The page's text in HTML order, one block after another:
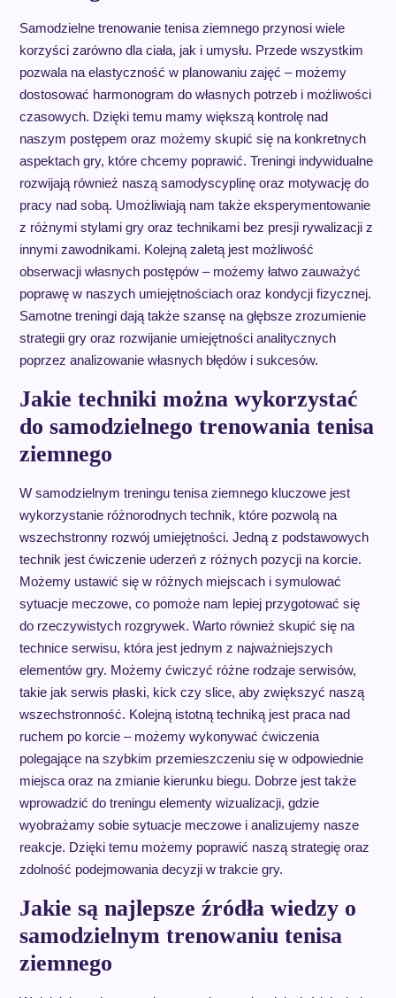
Samodzielne trenowanie tenisa ziemnego przynosi wiele
korzyści zarówno dla ciała, jak i umysłu. Przede wszystkim
pozwala na elastyczność w planowaniu zajęć – możemy
dostosować harmonogram do własnych potrzeb i możliwości
czasowych. Dzięki temu mamy większą kontrolę nad
naszym postępem oraz możemy skupić się na konkretnych
aspektach gry, które chcemy poprawić. Treningi indywidualne
rozwijają również naszą samodyscyplinę oraz motywację do
pracy nad sobą. Umożliwiają nam także eksperymentowanie
z różnymi stylami gry oraz technikami bez presji rywalizacji z
innymi zawodnikami. Kolejną zaletą jest możliwość
obserwacji własnych postępów – możemy łatwo zauważyć
poprawę w naszych umiejętnościach oraz kondycji fizycznej.
Samotne treningi dają także szansę na głębsze zrozumienie
strategii gry oraz rozwijanie umiejętności analitycznych
poprzez analizowanie własnych błędów i sukcesów.
Jakie techniki można wykorzystać
do samodzielnego trenowania tenisa
ziemnego
W samodzielnym treningu tenisa ziemnego kluczowe jest
wykorzystanie różnorodnych technik, które pozwolą na
wszechstronny rozwój umiejętności. Jedną z podstawowych
technik jest ćwiczenie uderzeń z różnych pozycji na korcie.
Możemy ustawić się w różnych miejscach i symulować
sytuacje meczowe, co pomoże nam lepiej przygotować się
do rzeczywistych rozgrywek. Warto również skupić się na
technice serwisu, która jest jednym z najważniejszych
elementów gry. Możemy ćwiczyć różne rodzaje serwisów,
takie jak serwis płaski, kick czy slice, aby zwiększyć naszą
wszechstronność. Kolejną istotną techniką jest praca nad
ruchem po korcie – możemy wykonywać ćwiczenia
polegające na szybkim przemieszczeniu się w odpowiednie
miejsca oraz na zmianie kierunku biegu. Dobrze jest także
wprowadzić do treningu elementy wizualizacji, gdzie
wyobrażamy sobie sytuacje meczowe i analizujemy nasze
reakcje. Dzięki temu możemy poprawić naszą strategię oraz
zdolność podejmowania decyzji w trakcie gry.
Jakie są najlepsze źródła wiedzy o
samodzielnym trenowaniu tenisa
ziemnego